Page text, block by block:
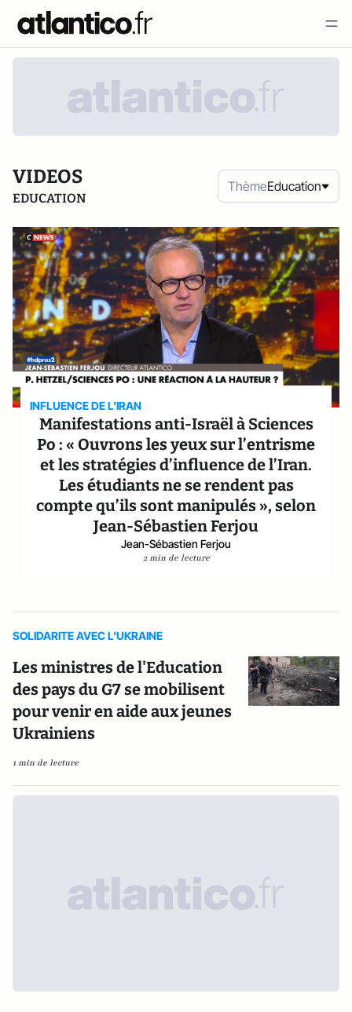
VIDEOS
EDUCATION
ThèmeEducation
INFLUENCE DE L'IRAN
Manifestations anti-Israël à Sciences
Po : « Ouvrons les yeux sur l’entrisme
et les stratégies d’influence de l’Iran.
Les étudiants ne se rendent pas
compte qu’ils sont manipulés », selon
Jean-Sébastien Ferjou
Jean-Sébastien Ferjou
2 min de lecture
SOLIDARITE AVEC L'UKRAINE
Les ministres de l'Education
des pays du G7 se mobilisent
pour venir en aide aux jeunes
Ukrainiens
1 min de lecture